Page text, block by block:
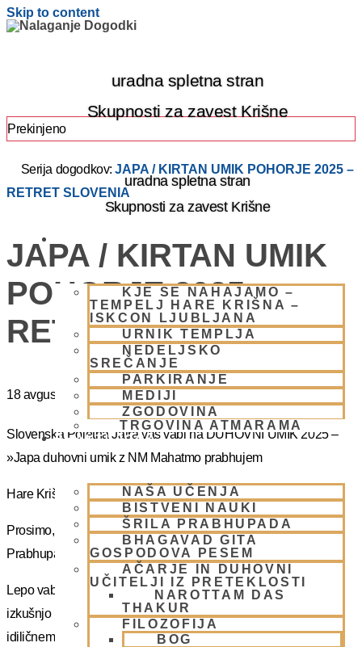
Skip to content
uradna spletna stran
Skupnosti za zavest Krišne
uradna spletna stran
Skupnosti za zavest Krišne
KJE SE NAHAJAMO –
TEMPELJ HARE KRIŠNA –
ISKCON LJUBLJANA
URNIK TEMPLJA
NEDELJSKO
SREČANJE
PARKIRANJE
MEDIJI
ZGODOVINA
TRGOVINA ATMARAMA
BHAKTI JOGA
NAŠA UČENJA
BISTVENI NAUKI
ŠRILA PRABHUPADA
BHAGAVAD GITA
GOSPODOVA PESEM
AČARJE IN DUHOVNI
UČITELJI IZ PRETEKLOSTI
NAROTTAM DAS
THAKUR
FILOZOFIJA
BOG
Prekinjeno
Serija dogodkov:JAPA / KIRTAN UMIK POHORJE 2025 –
RETRET SLOVENIA
JAPA / KIRTAN UMIK
POHORJE 2025 –
RETRET SLOVENIA
18 avgusta
Slovenska Poletna Jatra vas vabi na DUHOVNI UMIK 2025 –
»Japa duhovni umik z NM Mahatmo prabhujem
Hare Krišna, dragi bhakte!
Prosimo, sprejmite naše ponižno spoštovanje! Vsa slava Šrila
Prabhupadu!
Lepo vabljeni na 5-dnevno nepozabno transcendentalno
izkušnjo na DUHOVNI UMIK, ki bo potekal sredi gozdov na
idiličnem Pohorju.